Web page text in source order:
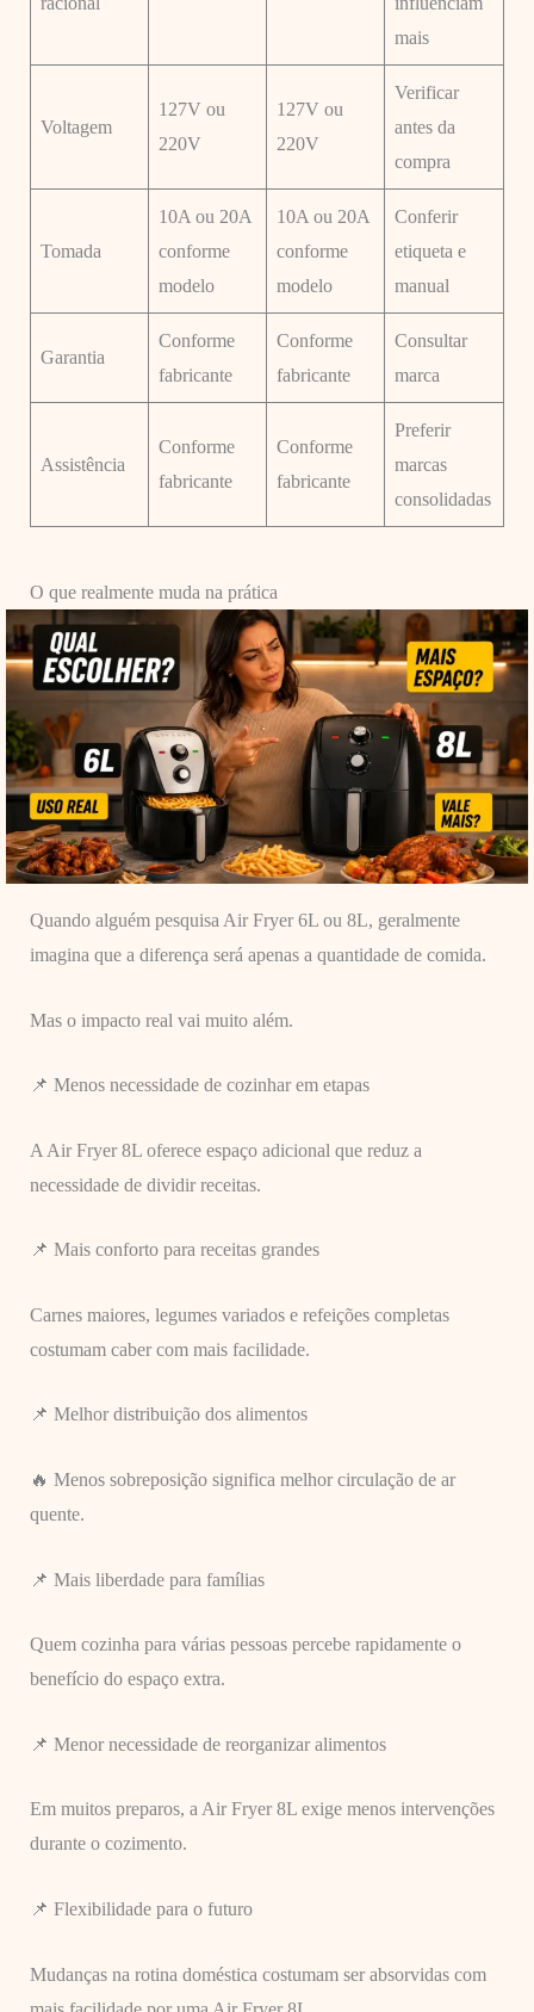
mais
Voltagem
127V ou
220V
127V ou
220V
Verificar
antes da
compra
Tomada
10A ou 20A
conforme
modelo
10A ou 20A
conforme
modelo
Conferir
etiqueta e
manual
Garantia
Conforme
fabricante
Conforme
fabricante
Consultar
marca
Assistência
Conforme
fabricante
Conforme
fabricante
Preferir
marcas
consolidadas
O que realmente muda na prática
Quando alguém pesquisa Air Fryer 6L ou 8L, geralmente
imagina que a diferença será apenas a quantidade de comida.
Mas o impacto real vai muito além.
📌 Menos necessidade de cozinhar em etapas
A Air Fryer 8L oferece espaço adicional que reduz a
necessidade de dividir receitas.
📌 Mais conforto para receitas grandes
Carnes maiores, legumes variados e refeições completas
costumam caber com mais facilidade.
📌 Melhor distribuição dos alimentos
🔥 Menos sobreposição significa melhor circulação de ar
quente.
📌 Mais liberdade para famílias
Quem cozinha para várias pessoas percebe rapidamente o
benefício do espaço extra.
📌 Menor necessidade de reorganizar alimentos
Em muitos preparos, a Air Fryer 8L exige menos intervenções
durante o cozimento.
📌 Flexibilidade para o futuro
Mudanças na rotina doméstica costumam ser absorvidas com